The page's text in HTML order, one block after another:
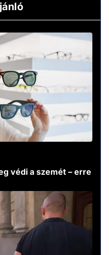
védi a szemét – erre